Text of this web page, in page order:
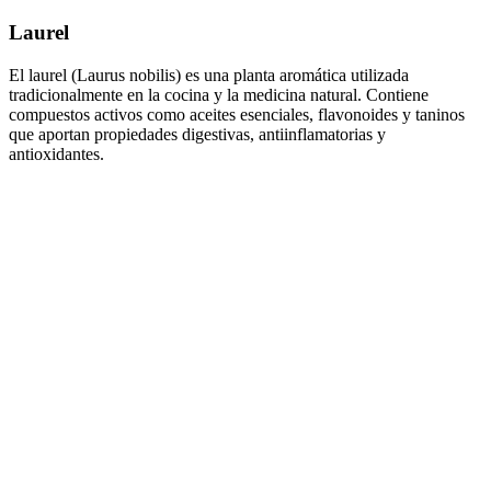
Laurel
El laurel (Laurus nobilis) es una planta aromática utilizada
tradicionalmente en la cocina y la medicina natural. Contiene
compuestos activos como aceites esenciales, flavonoides y taninos
que aportan propiedades digestivas, antiinflamatorias y
antioxidantes.